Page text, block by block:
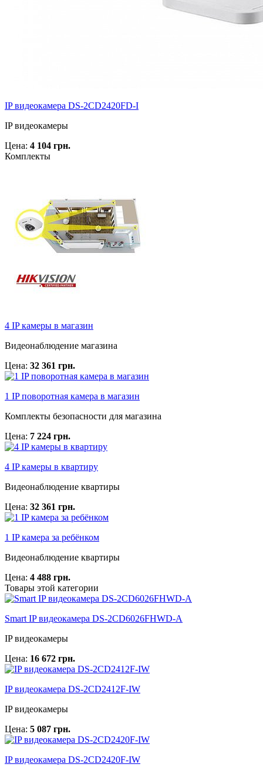
IP видеокамера DS-2CD2420FD-I
IP видеокамеры
Цена: 4 104 грн.
Комплекты
4 IP камеры в магазин
Видеонаблюдение магазина
Цена: 32 361 грн.
1 IP поворотная камера в магазин
Комплекты безопасности для магазина
Цена: 7 224 грн.
4 IP камеры в квартиру
Видеонаблюдение квартиры
Цена: 32 361 грн.
1 IP камера за ребёнком
Видеонаблюдение квартиры
Цена: 4 488 грн.
Товары этой категории
Smart IP видеокамера DS-2CD6026FHWD-A
IP видеокамеры
Цена: 16 672 грн.
IP видеокамера DS-2CD2412F-IW
IP видеокамеры
Цена: 5 087 грн.
IP видеокамера DS-2CD2420F-IW